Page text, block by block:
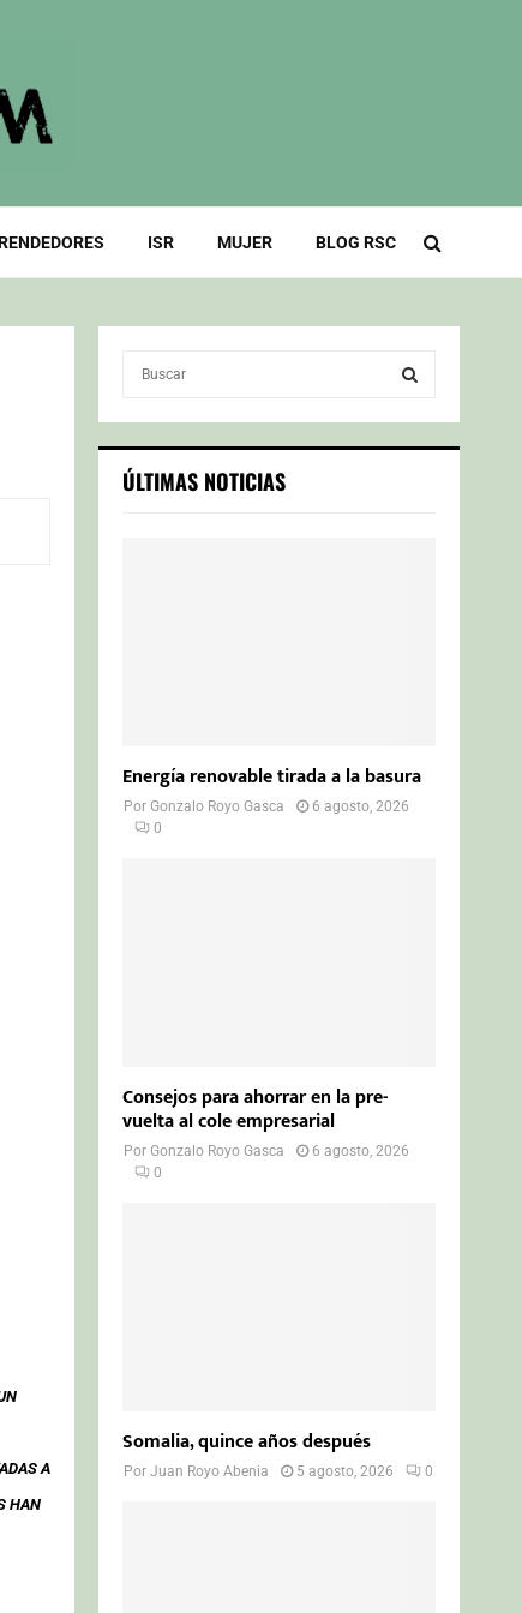
ISR MUJER BLOG RSC
A
HAN
c
h
S
ÚLTIMAS NOTICIAS
Energía renovable tirada a la basura
PorGonzalo Royo Gasca
6 agosto, 2026
0
Consejos para ahorrar en la pre-
vuelta al cole empresarial
PorGonzalo Royo Gasca
6 agosto, 2026
0
Somalia, quince años después
PorJuan Royo Abenia 5 agosto, 2026 0